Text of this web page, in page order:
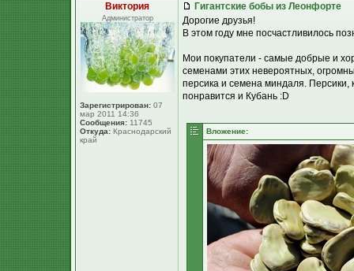
Виктория
Администратор
Зарегистрирован: 07
мар 2011 14:36
Сообщения: 11745
Откуда: Краснодарский
край
Гигантские бобы из Леонфорте
Дорогие друзья!
В этом году мне посчастливилось
Мои покупатели - самые добрые и
семенами этих невероятных,
персика и семена миндаля. Персики,
понравится и Кубань :D
Вложение: